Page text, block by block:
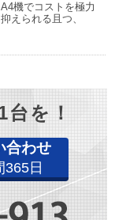
A4機でコストを極力
抑えられる且つ、
を！
合わせ
365日